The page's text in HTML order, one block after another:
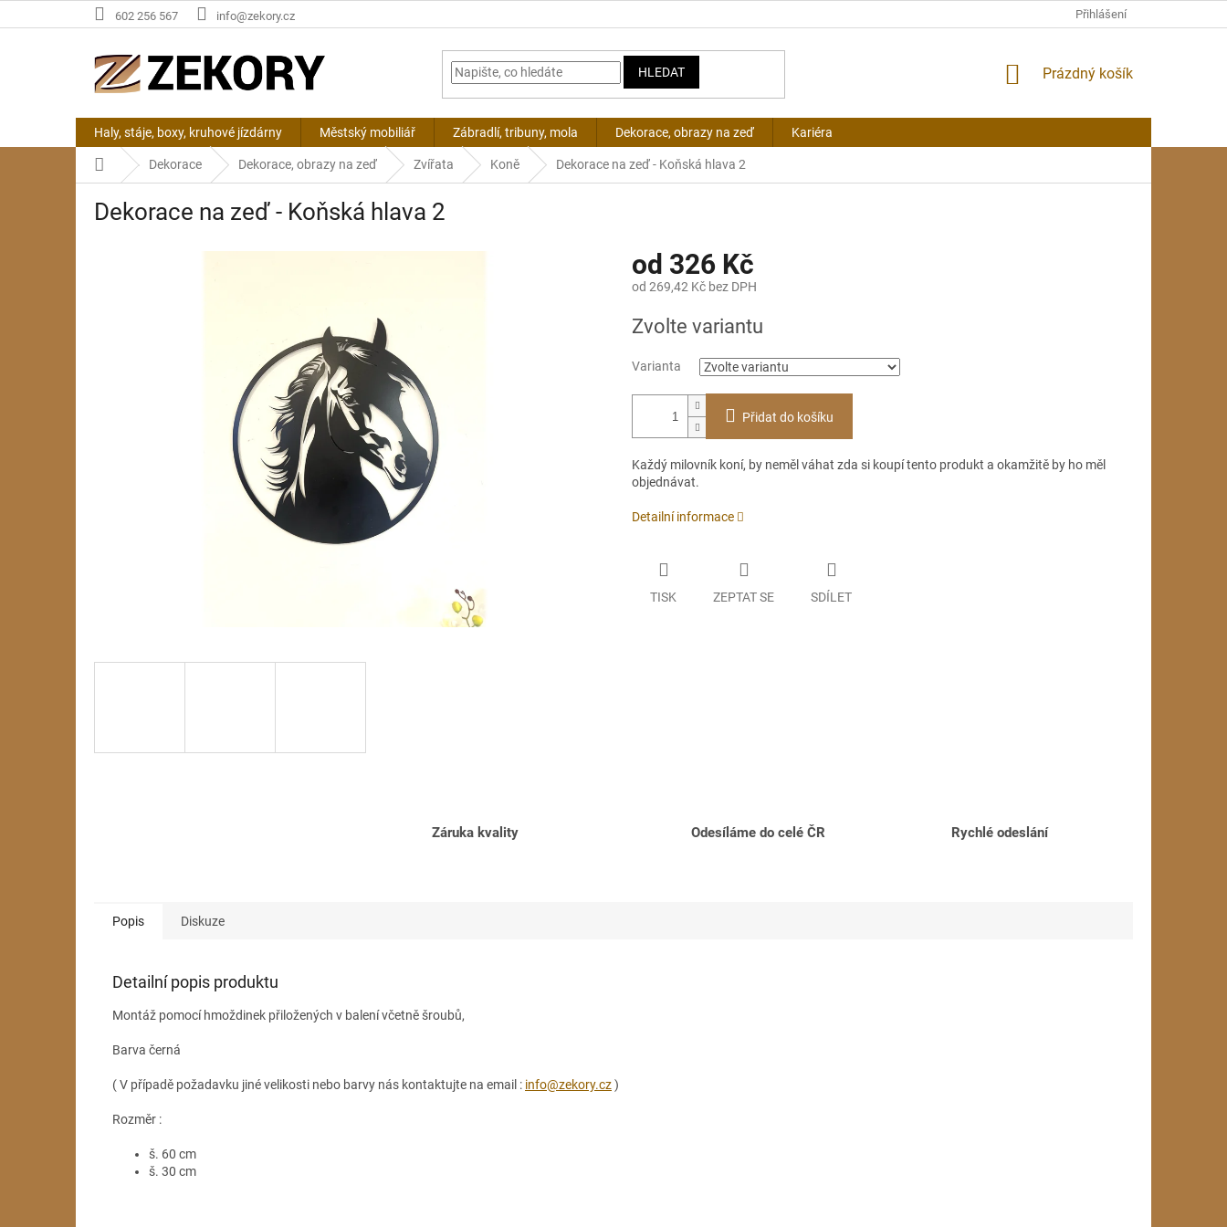
na
602 256 567 info@zekory.cz Přihlášení
HLEDAT
NÁKUPNÍ
Prázdný košík
Haly, stáje, boxy, kruhové jízdárny Městský mobiliář Zábradlí, tribuny, mola Dekorace, obrazy na zeď Kariéra
Domů Dekorace Dekorace, obrazy na zeď Zvířata Koně Dekorace na zeď - Koňská hlava 2
Dekorace na zeď - Koňská hlava 2
od 326 Kč
od 269,42 Kč bez DPH
cena:
Zvolte variantu
Varianta
Přidat do košíku
Každý milovník koní, by neměl váhat zda si koupí tento produkt a okamžitě by ho měl
objednávat.
Detailní informace
TISK ZEPTAT SE SDÍLET
Záruka kvality Odesíláme do celé ČR Rychlé odeslání
Popis Diskuze
Detailní popis produktu
Montáž pomocí hmoždinek přiložených v balení včetně šroubů,
Barva černá
( V případě požadavku jiné velikosti nebo barvy nás kontaktujte na email : info@zekory.cz)
Rozměr :
š. 60 cm
š. 30 cm